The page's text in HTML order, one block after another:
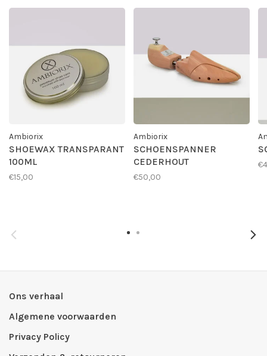
Ambiorix
SHOEWAX TRANSPARANT
100ML
€15,00
Ambiorix
SCHOENSPANNER
CEDERHOUT
€50,00
Ons verhaal
Algemene voorwaarden
Privacy Policy